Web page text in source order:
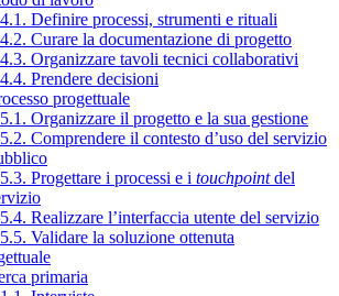
Definire processi, strumenti e rituali
Curare la documentazione di progetto
Organizzare tavoli tecnici collaborativi
Prendere decisioni
progettuale
Organizzare il progetto e la sua gestione
Comprendere il contesto d’uso del servizio
Progettare i processi e i touchpointdel
Realizzare l’interfaccia utente del servizio
Validare la soluzione ottenuta
primaria